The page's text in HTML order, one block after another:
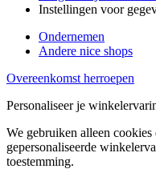
Instellingen voor
Ondernemen
Andere nice shops
Overeenkomst herroepen
Personaliseer je
We gebruiken alleen cookies
gepersonaliseerde
toestemming.